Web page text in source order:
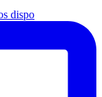
dispo